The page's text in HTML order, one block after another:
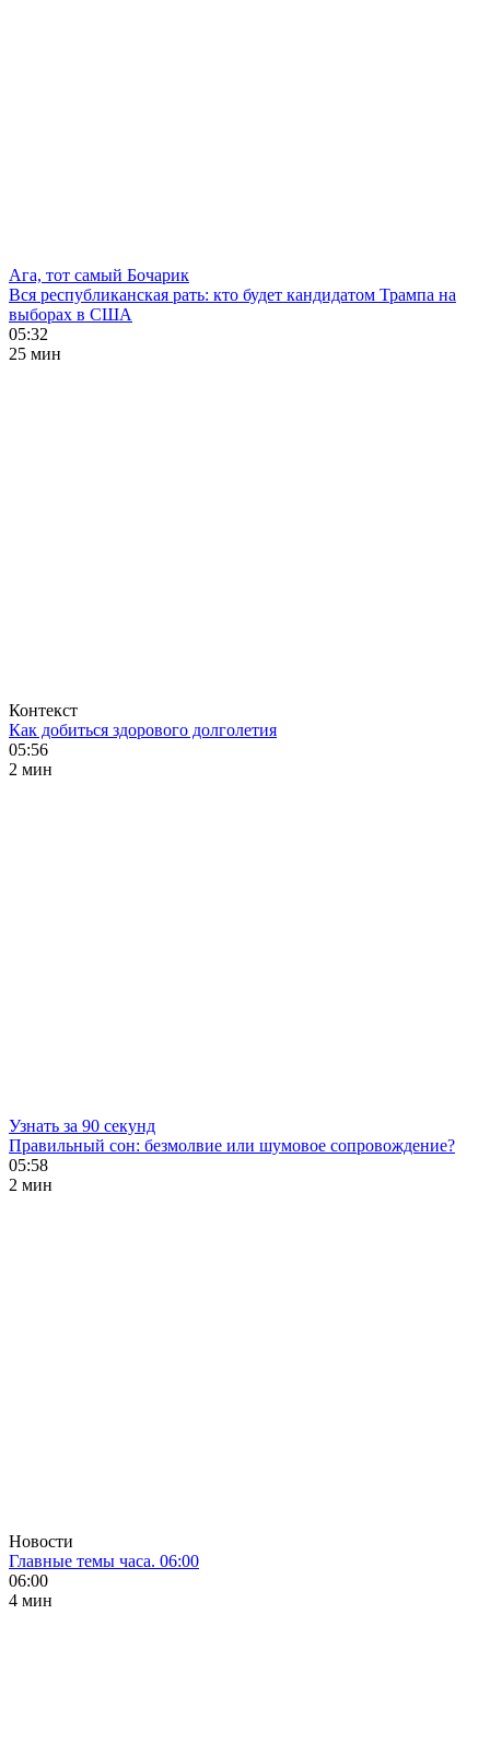
Ага, тот самый Бочарик
Вся республиканская рать: кто будет кандидатом Трампа на
выборах в США
05:32
25 мин
Контекст
Как добиться здорового долголетия
05:56
2 мин
Узнать за 90 секунд
Правильный сон: безмолвие или шумовое сопровождение?
05:58
2 мин
Новости
Главные темы часа. 06:00
06:00
4 мин